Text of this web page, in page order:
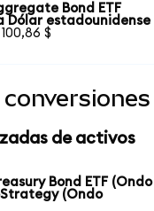
Bond ETF
Dólar estadounidense
$
de activos
Bond ETF (Ondo
(Ondo